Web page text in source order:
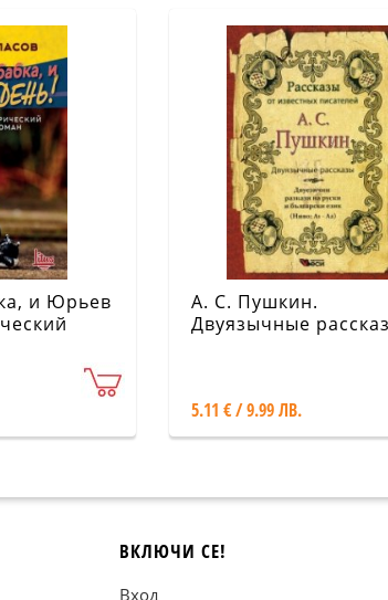
и Юрьев
А. С. Пушкин.
Двуязычные
5.11 € / 9.99 ЛВ.
ВКЛЮЧИ СЕ!
Вход